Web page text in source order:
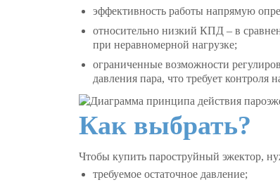
эффективность работы напрямую
относительно низкий КПД – в
при неравномерной нагрузке;
ограниченные возможности
давления пара, что требует контроля
Как выбрать?
Чтобы купить пароструйный эжектор,
требуемое остаточное давление;